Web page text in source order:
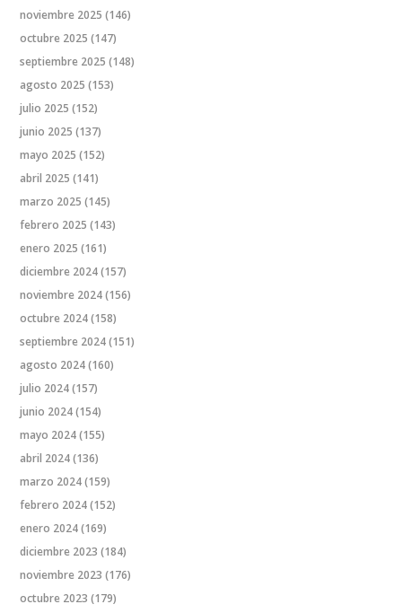
noviembre 2025 (146)
octubre 2025 (147)
septiembre 2025 (148)
agosto 2025 (153)
julio 2025 (152)
junio 2025 (137)
mayo 2025 (152)
abril 2025 (141)
marzo 2025 (145)
febrero 2025 (143)
enero 2025 (161)
diciembre 2024(157)
noviembre 2024(156)
octubre 2024(158)
septiembre 2024(151)
agosto 2024(160)
julio 2024(157)
junio 2024(154)
mayo 2024(155)
abril 2024(136)
marzo 2024(159)
febrero 2024(152)
enero 2024(169)
diciembre 2023 (184)
noviembre 2023 (176)
octubre 2023 (179)